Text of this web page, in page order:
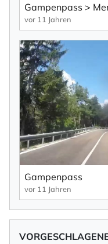
Gampenpass >
vor 11 Jahren
Gampenpass
vor 11 Jahren